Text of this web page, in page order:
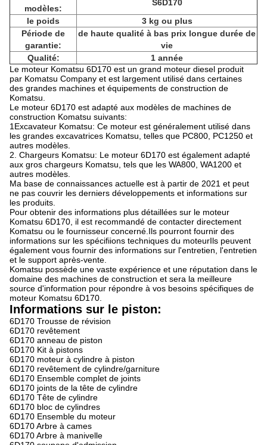
modèles:
S6D170
le poids
3 kg ou plus
Période de
garantie:
de haute qualité à bas prix longue durée de
vie
Qualité:
1 année
Le moteur Komatsu 6D170 est un grand moteur diesel produit
par Komatsu Company et est largement utilisé dans certaines
des grandes machines et équipements de construction de
Komatsu.
Le moteur 6D170 est adapté aux modèles de machines de
construction Komatsu suivants:
1Excavateur Komatsu: Ce moteur est généralement utilisé dans
les grandes excavatrices Komatsu, telles que PC800, PC1250 et
autres modèles.
2. Chargeurs Komatsu: Le moteur 6D170 est également adapté
aux gros chargeurs Komatsu, tels que les WA800, WA1200 et
autres modèles.
Ma base de connaissances actuelle est à partir de 2021 et peut
ne pas couvrir les derniers développements et informations sur
les produits.
Pour obtenir des informations plus détaillées sur le moteur
Komatsu 6D170, il est recommandé de contacter directement
Komatsu ou le fournisseur concerné.Ils pourront fournir des
informations sur les spécifiions techniques du moteurIls peuvent
également vous fournir des informations sur l'entretien, l'entretien
et le support après-vente.
Komatsu possède une vaste expérience et une réputation dans le
domaine des machines de construction et sera la meilleure
source d'information pour répondre à vos besoins spécifiques de
moteur Komatsu 6D170.
Informations sur le piston:
6D170 Trousse de révision
6D170 revêtement
6D170 anneau de piston
6D170 Kit à pistons
6D170 moteur à cylindre à piston
6D170 revêtement de cylindre/garniture
6D170 Ensemble complet de joints
6D170 joints de la tête de cylindre
6D170 Tête de cylindre
6D170 bloc de cylindres
6D170 Ensemble du moteur
6D170 Arbre à cames
6D170 Arbre à manivelle